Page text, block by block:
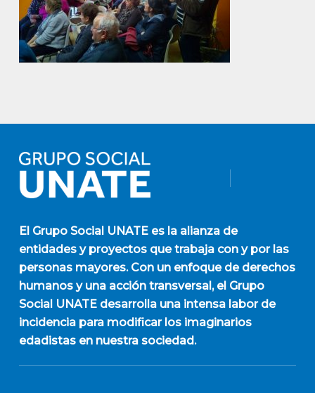
El Grupo Social UNATEes la alianza de
entidades y proyectos que trabaja con y por las
personas mayores. Con un enfoque de derechos
humanos y una acción transversal, el Grupo
Social UNATE desarrolla una intensa labor de
incidencia para modificar los imaginarios
edadistas en nuestra sociedad.